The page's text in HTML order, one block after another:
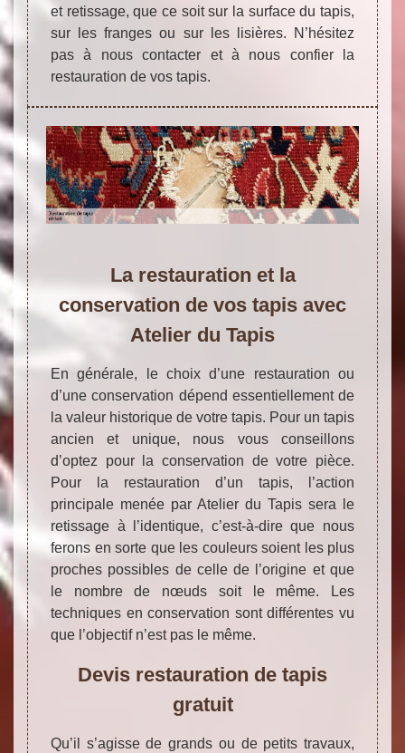
et retissage, que ce soit sur la surface du tapis,
sur les franges ou sur les lisières. N’hésitez
pas à nous contacter et à nous confier la
restauration de vos tapis.
La restauration et la
conservation de vos tapis avec
Atelier du Tapis
En générale, le choix d’une restauration ou
d’une conservation dépend essentiellement de
la valeur historique de votre tapis. Pour un tapis
ancien et unique, nous vous conseillons
d’optez pour la conservation de votre pièce.
Pour la restauration d’un tapis, l’action
principale menée par Atelier du Tapis sera le
retissage à l’identique, c’est-à-dire que nous
ferons en sorte que les couleurs soient les plus
proches possibles de celle de l’origine et que
le nombre de nœuds soit le même. Les
techniques en conservation sont différentes vu
que l’objectif n’est pas le même.
Devis restauration de tapis
gratuit
Qu’il s’agisse de grands ou de petits travaux,